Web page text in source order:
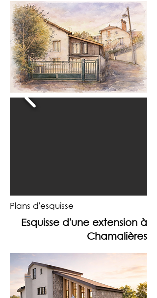
Plans d'esquisse
Esquisse d'une extension à
Chamalières